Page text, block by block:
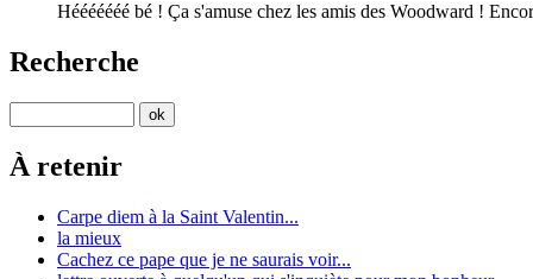
Hééééééé bé ! Ça s'amuse chez les amis des Woodward !
Recherche
À retenir
Carpe diem à la Saint Valentin...
la mieux
Cachez ce pape que je ne saurais voir...